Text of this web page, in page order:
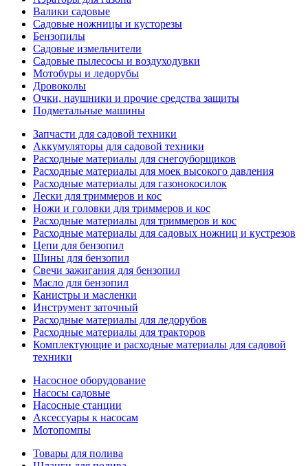
Валики садовые
Садовые ножницы и кусторезы
Бензопилы
Садовые измельчители
Садовые пылесосы и воздуходувки
Мотобуры и ледорубы
Дровоколы
Очки, наушники и прочие средства защиты
Подметальные машины
Запчасти для садовой техники
Аккумуляторы для садовой техники
Расходные материалы для снегоуборщиков
Расходные материалы для моек высокого давления
Расходные материалы для газонокосилок
Лески для триммеров и кос
Ножи и головки для триммеров и кос
Расходные материалы для триммеров и кос
Расходные материалы для садовых ножниц и кустрезов
Цепи для бензопил
Шины для бензопил
Свечи зажигания для бензопил
Масло для бензопил
Канистры и масленки
Инструмент заточный
Расходные материалы для ледорубов
Расходные материалы для тракторов
Комплектующие и расходные материалы для садовой
техники
Насосное оборудование
Насосы садовые
Насосные станции
Аксессуары к насосам
Мотопомпы
Товары для полива